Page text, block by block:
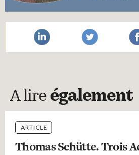
A lire également
ARTICLE
Thomas Schütte. Trois